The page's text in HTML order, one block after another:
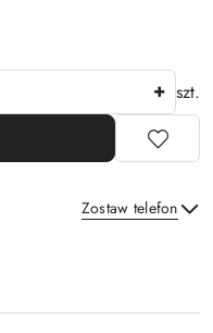
szt.
Zostaw telefon